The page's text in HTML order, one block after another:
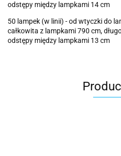
odstępy między lampkami 14 cm
50 lampek (w linii) - od wtyczki do
całkowita z lampkami 790 cm,
odstępy między lampkami 13 cm